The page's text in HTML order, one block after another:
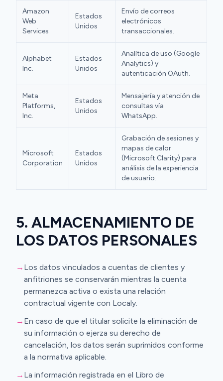
Amazon
Web
Services
Estados
Unidos
Envío de correos
electrónicos
transaccionales.
Alphabet
Inc.
Estados
Unidos
Analítica de uso (Google
Analytics) y
autenticación OAuth.
Meta
Platforms,
Inc.
Estados
Unidos
Mensajería y atención de
consultas vía
WhatsApp.
Microsoft
Corporation
Estados
Unidos
Grabación de sesiones y
mapas de calor
(Microsoft Clarity) para
análisis de la experiencia
de usuario.
5. ALMACENAMIENTO DE
LOS DATOS PERSONALES
→ Los datos vinculados a cuentas de clientes y
anfitriones se conservarán mientras la cuenta
permanezca activa o exista una relación
contractual vigente con Localy.
→ En caso de que el titular solicite la eliminación de
su información o ejerza su derecho de
cancelación, los datos serán suprimidos conforme
a la normativa aplicable.
→ La información registrada en el Libro de